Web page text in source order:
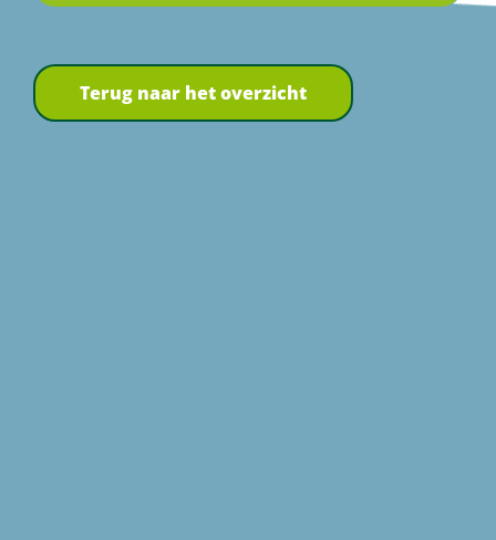
Terug naar het overzicht